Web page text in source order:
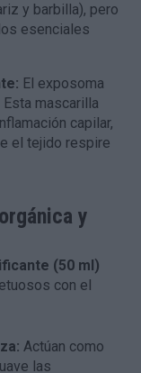
y barbilla), pero
esenciales
El exposoma
mascarilla
capilar,
el tejido respire
y
(50 ml)
con el
Actúan como
las